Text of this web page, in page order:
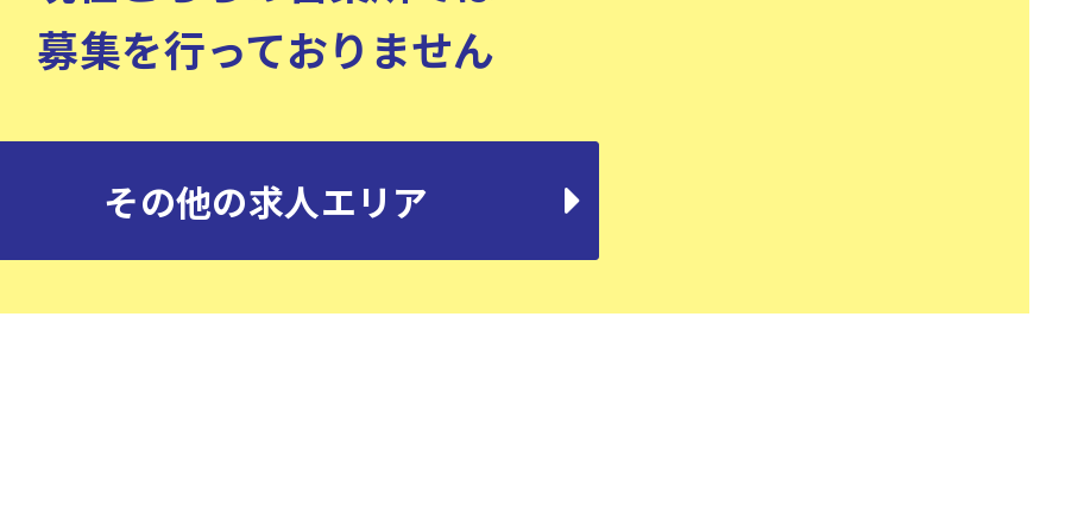
募集を行っておりません
その他の求人エリア